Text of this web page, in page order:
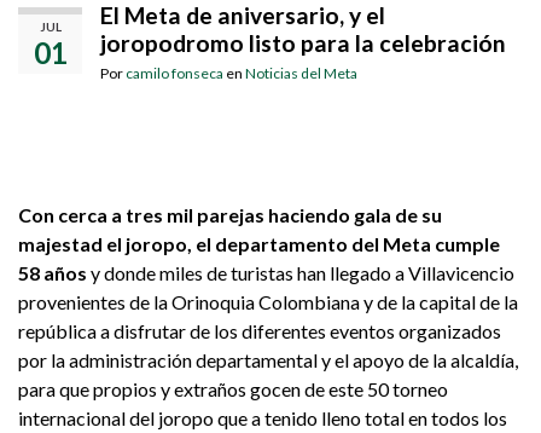
JUL
01
El Meta de aniversario, y el
joropodromo listo para la celebración
Por camilo fonseca en Noticias del Meta
Con cerca a tres mil parejas haciendo gala de su
majestad el joropo, el departamento del Meta cumple
58 años y donde miles de turistas han llegado a Villavicencio
provenientes de la Orinoquia Colombiana y de la capital de la
república a disfrutar de los diferentes eventos organizados
por la administración departamental y el apoyo de la alcaldía,
para que propios y extraños gocen de este 50 torneo
internacional del joropo que a tenido lleno total en todos los